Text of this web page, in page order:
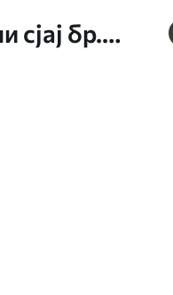
сјај бр.